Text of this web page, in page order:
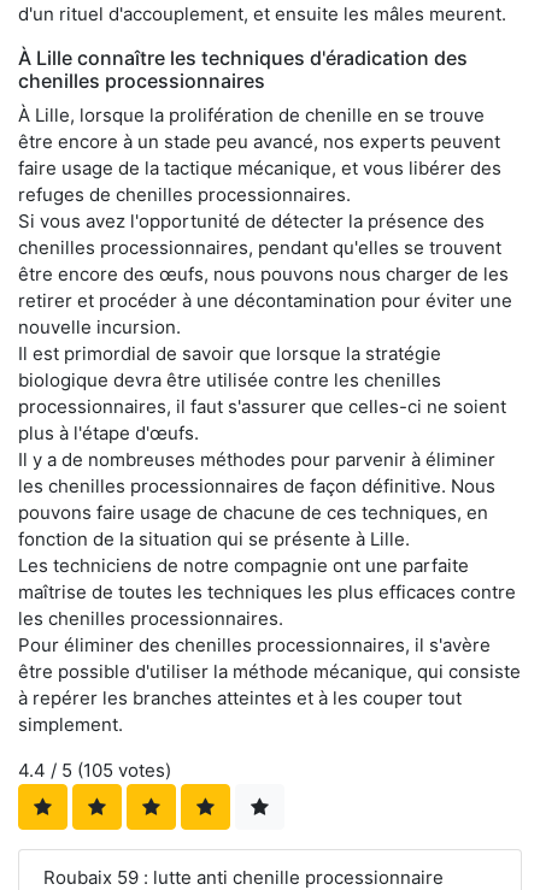
d'un rituel d'accouplement, et ensuite les mâles meurent.
À Lille connaître les techniques d'éradication des
chenilles processionnaires
À Lille, lorsque la prolifération de chenille en se trouve
être encore à un stade peu avancé, nos experts peuvent
faire usage de la tactique mécanique, et vous libérer des
refuges de chenilles processionnaires.
Si vous avez l'opportunité de détecter la présence des
chenilles processionnaires, pendant qu'elles se trouvent
être encore des œufs, nous pouvons nous charger de les
retirer et procéder à une décontamination pour éviter une
nouvelle incursion.
Il est primordial de savoir que lorsque la stratégie
biologique devra être utilisée contre les chenilles
processionnaires, il faut s'assurer que celles-ci ne soient
plus à l'étape d'œufs.
Il y a de nombreuses méthodes pour parvenir à éliminer
les chenilles processionnaires de façon définitive. Nous
pouvons faire usage de chacune de ces techniques, en
fonction de la situation qui se présente à Lille.
Les techniciens de notre compagnie ont une parfaite
maîtrise de toutes les techniques les plus efficaces contre
les chenilles processionnaires.
Pour éliminer des chenilles processionnaires, il s'avère
être possible d'utiliser la méthode mécanique, qui consiste
à repérer les branches atteintes et à les couper tout
simplement.
4.4 / 5 (105 votes)
Roubaix 59 : lutte anti chenille processionnaire